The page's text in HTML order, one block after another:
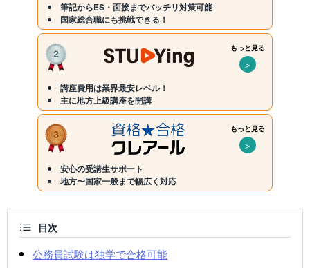
筆記からES・面接までバッチリ対策可能
国家総合職にも挑戦できる！
もっと見る
＞
講座費用は業界最安レベル！
主に地方上級講座を開講
もっと見る
＞
安心の受講生サポート
地方〜国家一般まで幅広く対応
目次
公務員試験は独学で合格可能